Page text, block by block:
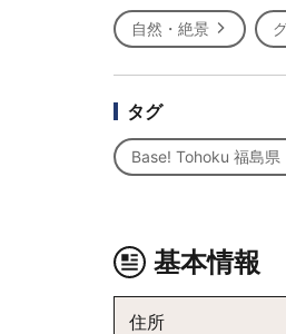
自然・絶景
タグ
Base! Tohoku 福島県
基本情報
住所